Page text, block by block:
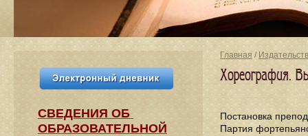
Главная /
Хореография.
Постановка
Партия
СВЕДЕНИЯ​ ОБ
ОБРАЗОВАТЕЛЬНОЙ